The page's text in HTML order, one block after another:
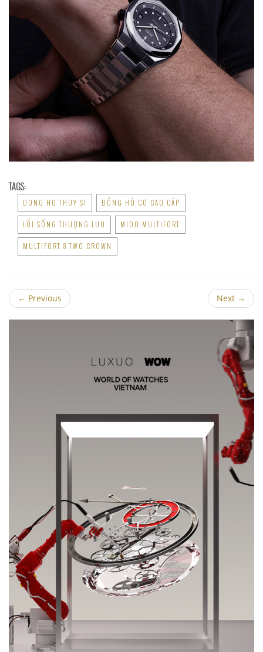
TAGS:
DONG HO THUY SI ĐỒNG HỒ CƠ CAO CẤP
LỐI SỐNG THƯỢNG LƯU MIDO MULTIFORT
MULTIFORT 8 TWO CROWN
← Previous Next →